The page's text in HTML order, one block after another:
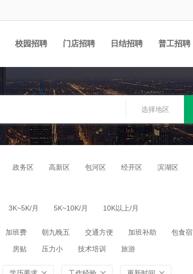
校园招聘 门店招聘 日结招聘 普工招聘
选择地区
政务区 高新区 包河区 经开区 滨湖区
3K~5K/月 5K~10K/月 10K以上/月
加班费 朝九晚五 交通方便 加班补助 包食宿
房贴 压力小 技术培训 旅游